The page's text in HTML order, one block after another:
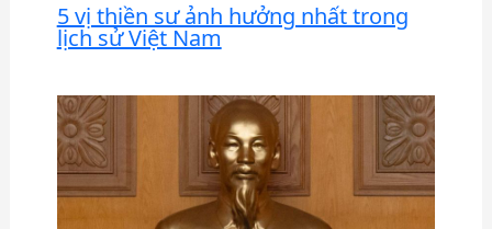
5 vị thiền sư ảnh hưởng nhất trong
lịch sử Việt Nam